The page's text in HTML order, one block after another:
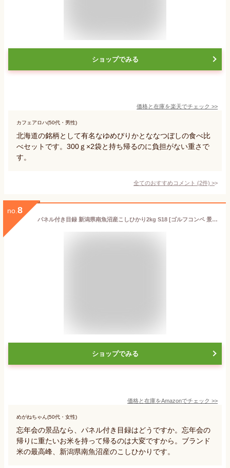
ショップでみる
価格と在庫を楽天でチェック >>
カフェアロハ(50代・男性)
北海道の銘柄として有名なゆめぴりかとななつぼしの食べ比
べセットです。300ｇ×2袋と持ち帰るのに負担がない重さで
す。
全てのおすすめコメント (2件) >
no. 8
パネル付き目録 新潟県南魚沼産こしひかり2kg S18 [ゴルフコンペ 景品 二次会 景品 賞品]
ショップでみる
価格と在庫をAmazonでチェック >>
めがねちゃん(50代・女性)
忘年会の景品なら、パネル付き目録はどうですか。忘年会の
帰りに重たいお米を持って帰るのは大変ですから。ブランド
米の最高峰、新潟県南魚沼産のこしひかりです。